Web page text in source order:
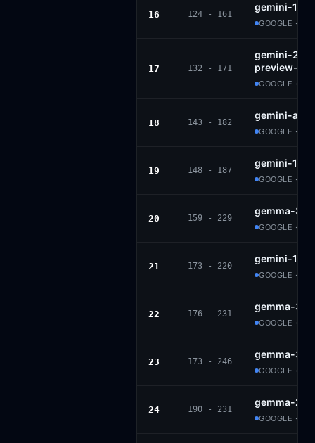
16 124 - 161
gemini-1.5-
GOOGLE ·
17 132 - 171
gemini-
preview-
GOOGLE ·
18 143 - 182
gemini-
GOOGLE ·
19 148 - 187
gemini-1.5-
GOOGLE ·
20 159 - 229
gemma-3-
GOOGLE ·
21 173 - 220
gemini-1.5-
GOOGLE ·
22 176 - 231
gemma-
GOOGLE ·
23 173 - 246
gemma-3-
GOOGLE ·
24 190 - 231
gemma-2-
GOOGLE ·